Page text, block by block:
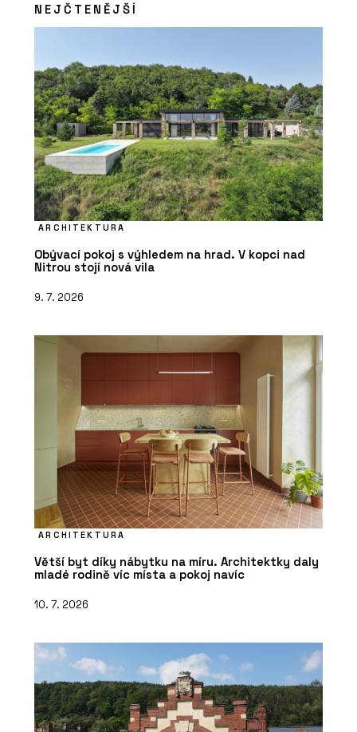
NEJČTENĚJŠÍ
ARCHITEKTURA
Obývací pokoj s výhledem na hrad. V kopci nad
Nitrou stojí nová vila
9. 7. 2026
ARCHITEKTURA
Větší byt díky nábytku na míru. Architektky daly
mladé rodině víc místa a pokoj navíc
10. 7. 2026